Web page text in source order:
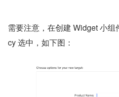
需要注意，在创建 Widget 小
cy 选中，如下图：